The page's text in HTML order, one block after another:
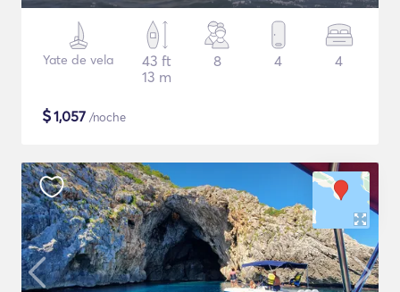
Yate de vela
43 ft
13 m
8 4 4
$1,057 /noche